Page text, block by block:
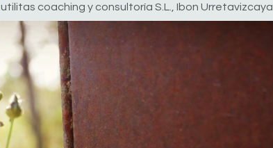
utilitas coaching y consultoría S.L., Ibon Urretavizcaya